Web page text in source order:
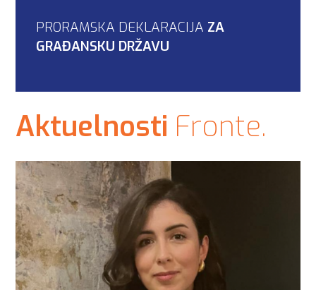
PRORAMSKA DEKLARACIJA ZA
GRAĐANSKU DRŽAVU
Aktuelnosti Fronte.